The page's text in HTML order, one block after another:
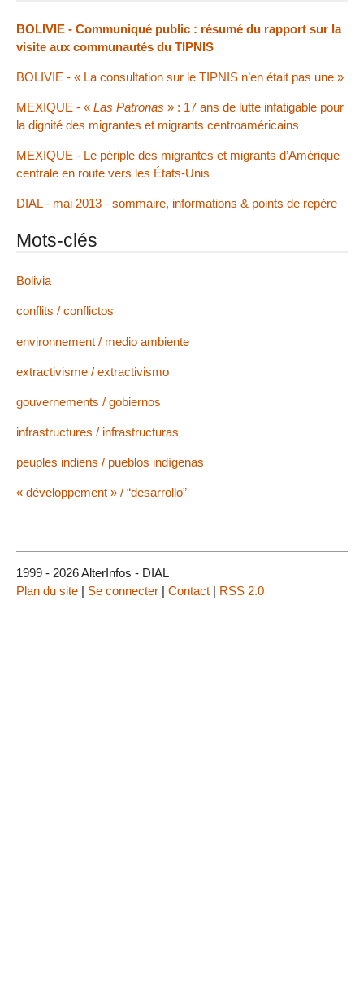
BOLIVIE - Communiqué public : résumé du rapport sur la
visite aux communautés du TIPNIS
BOLIVIE - « La consultation sur le TIPNIS n’en était pas une »
MEXIQUE - « Las Patronas » : 17 ans de lutte infatigable pour
la dignité des migrantes et migrants centroaméricains
MEXIQUE - Le périple des migrantes et migrants d’Amérique
centrale en route vers les États-Unis
DIAL - mai 2013 - sommaire, informations & points de repère
Mots-clés
Bolivia
conflits / conflictos
environnement / medio ambiente
extractivisme / extractivismo
gouvernements / gobiernos
infrastructures / infrastructuras
peuples indiens / pueblos indígenas
« développement » / “desarrollo”
1999 - 2026 AlterInfos - DIAL
Plan du site | Se connecter | Contact | RSS 2.0